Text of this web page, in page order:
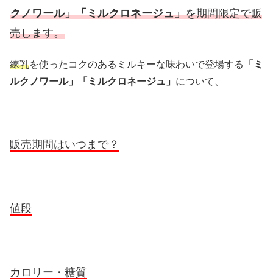
クノワール」「ミルクロネージュ」を期間限定で販
売します。
練乳を使ったコクのあるミルキーな味わいで登場する
「ミ
ルクノワール」「ミルクロネージュ」 について、
販売期間はいつまで？
値段
カロリー・糖質